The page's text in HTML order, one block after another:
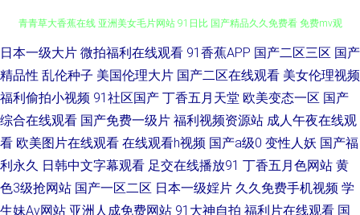
操少妇内射 国产成人欧美首页 91视频最新网址 东方av亚洲 九九精品一级片
青青草大香蕉在线 亚洲美女毛片网站 91日比 国产精品久久免费看 免费mv观
看入口 四虎精品免费在线观看 91看片app 不卡av大全在线看 久久精品久久
香蕉 三级AVV 91白虎丝袜萝莉 91制作视频在线 丰满熟女一区二区三 女同
15p 青青草视频香蕉视频污 91精品变态直播 www我色色 91小巨 超碰自拍
日本一级大片 微拍福利在线观看 91香蕉APP 国产二区三区 国产
精品性 乱伦种子 美国伦理大片 国产二区在线观看 美女伦理视频
福利偷拍小视频 91社区国产 丁香五月天堂 欧美变态一区 国产
综合在线观看 国产免费一级片 福利视频资源站 成人午夜在线观
看 欧美图片在线观看 在线观看h视频 国产a级0 变性人妖 国产福
利永久 日韩中文字幕观看 足交在线播放91 丁香五月色网站 黄
色3级抢网站 国产一区二区 日本一级婬片 久久免费手机视频 学
生妹Av网站 亚洲人成免费网站 91大神自拍 福利片在线观看 国